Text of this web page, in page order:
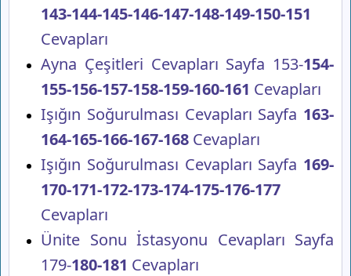
143-144-145-146-147-148-149-150-151
Cevapları
Ayna Çeşitleri Cevapları Sayfa 153-154-
155-156-157-158-159-160-161 Cevapları
Işığın Soğurulması Cevapları Sayfa 163-
164-165-166-167-168 Cevapları
Işığın Soğurulması Cevapları Sayfa 169-
170-171-172-173-174-175-176-177
Cevapları
Ünite Sonu İstasyonu Cevapları Sayfa
179-180-181 Cevapları